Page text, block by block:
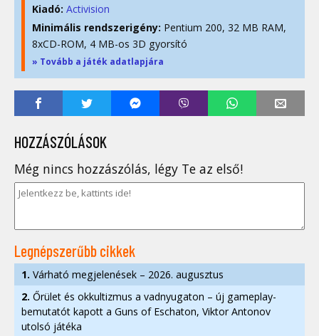
Kiadó: Activision
Minimális rendszerigény: Pentium 200, 32 MB RAM,
8xCD-ROM, 4 MB-os 3D gyorsító
» Tovább a játék adatlapjára
HOZZÁSZÓLÁSOK
Még nincs hozzászólás, légy Te az első!
Legnépszerűbb cikkek
1. Várható megjelenések – 2026. augusztus
2. Őrület és okkultizmus a vadnyugaton – új gameplay-
bemutatót kapott a Guns of Eschaton, Viktor Antonov
utolsó játéka